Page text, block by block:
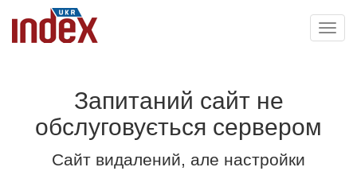
Запитаний сайт не
обслуговується сервером
Сайт видалений, але настройки